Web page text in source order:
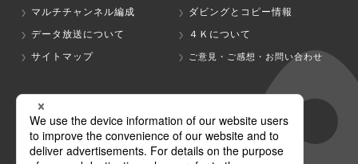
マルチチャンネル編成
ダビングとコピー情報
データ放送について
４Ｋについて
サイトマップ
ご意見・ご感想・お問い合わせ
グループ会社
テレビ朝日 テレ朝チャンネル